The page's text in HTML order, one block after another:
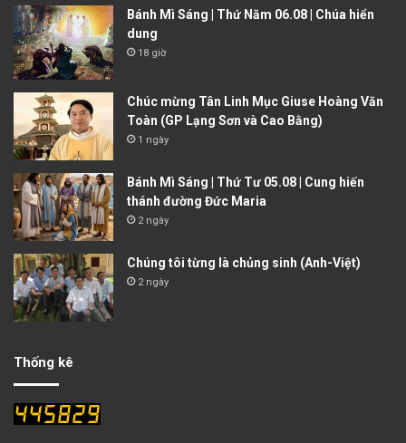
Bánh Mì Sáng | Thứ Năm 06.08 | Chúa hiển
dung
18 giờ
Chúc mừng Tân Linh Mục Giuse Hoàng Văn
Toàn (GP Lạng Sơn và Cao Bằng)
1 ngày
Bánh Mì Sáng | Thứ Tư 05.08 | Cung hiến
thánh đường Đức Maria
2 ngày
Chúng tôi từng là chủng sinh (Anh-Việt)
2 ngày
Thống kê